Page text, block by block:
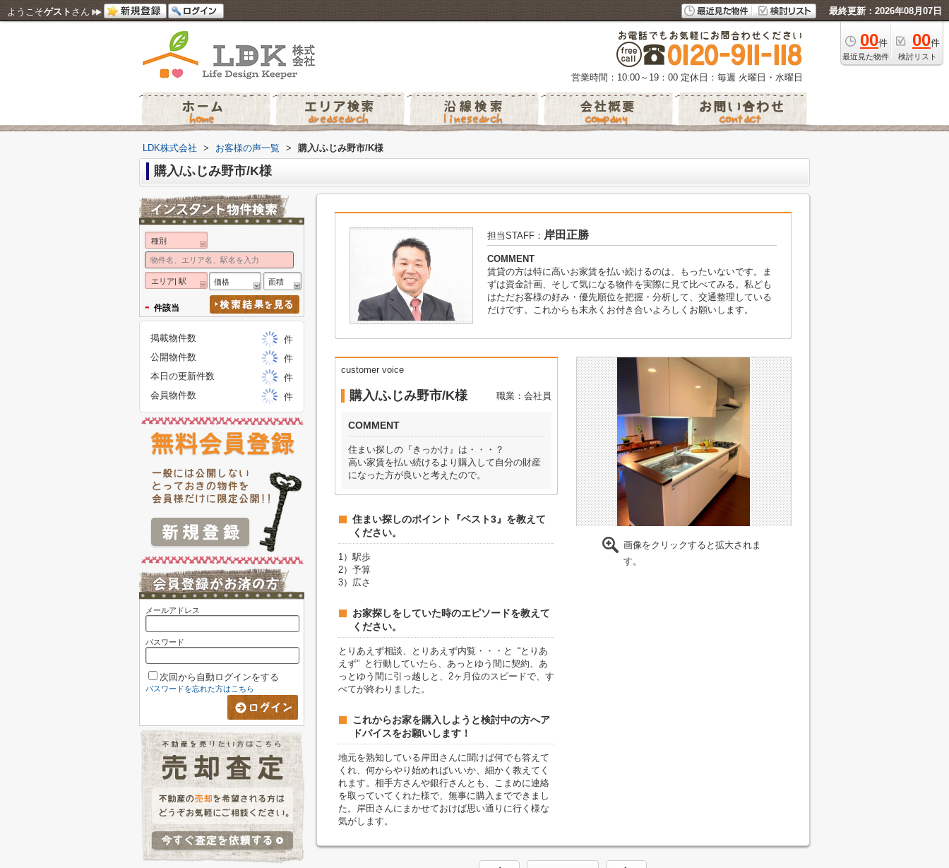
ようこそゲスト さん 最終更新：2026年08月07日
00件
最近見た物件
00件
検討リスト
営業時間：10:00～19：00 定休日：毎週 火曜日・水曜日
LDK株式会社 > お客様の声一覧 > 購入/ふじみ野市/K様
購入/ふじみ野市/K様
担当STAFF： 岸田正勝
COMMENT
賃貸の方は特に高いお家賃を払い続けるのは、もったいないです。ま
ずは資金計画、そして気になる物件を実際に見て比べてみる。私ども
はただお客様の好み・優先順位を把握・分析して、交通整理している
だけです。これからも末永くお付き合いよろしくお願いします。
customer voice
購入/ふじみ野市/K様 職業：会社員
COMMENT
住まい探しの『きっかけ』は・・・？
高い家賃を払い続けるより購入して自分の財産
になった方が良いと考えたので。
住まい探しのポイント『ベスト3』を教えて
ください。
1）駅歩
2）予算
3）広さ
お家探しをしていた時のエピソードを教えて
ください。
とりあえず相談、とりあえず内覧・・・と “とりあ
えず” と行動していたら、あっとゆう間に契約、あ
っとゆう間に引っ越しと、2ヶ月位のスピードで、す
べてが終わりました。
これからお家を購入しようと検討中の方へア
ドバイスをお願いします！
地元を熟知している岸田さんに聞けば何でも答えて
くれ、何からやり始めればいいか、細かく教えてく
れます。相手方さんや銀行さんとも、こまめに連絡
を取っていてくれた様で、無事に購入までできまし
た。岸田さんにまかせておけば思い通りに行く様な
気がします。
画像をクリックすると拡大されま
す。
種別
エリア| 駅 価格 面積
- 件該当
掲載物件数
件
公開物件数
件
本日の更新件数
件
会員物件数
件
メールアドレス
パスワード
次回から自動ログインをする
パスワードを忘れた方はこちら